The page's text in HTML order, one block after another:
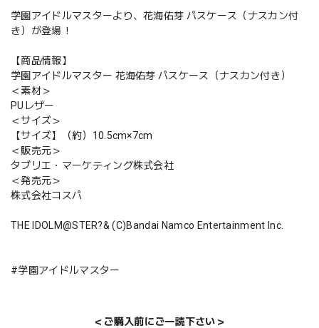
学園アイドルマスターより、花海佑芽 パスケース（ナスカン付
き）が登場！
【商品情報】
学園アイドルマスター 花海佑芽 パスケース（ナスカン付き）
＜素材＞
PUレザー
＜サイズ＞
【サイズ】（約）10.5cm×7cm
＜販売元＞
タブリエ・マーケティング株式会社
＜発売元＞
株式会社コスパ
THE IDOLM@STER?& (C)Bandai Namco Entertainment Inc.
#学園アイドルマスター
＜ご購入前にご一読下さい＞